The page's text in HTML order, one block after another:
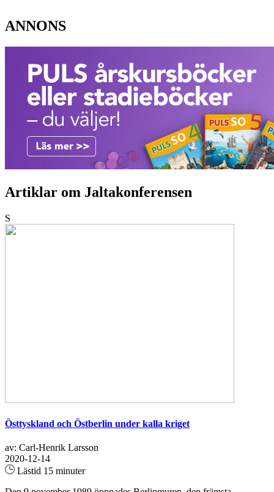
ANNONS
Artiklar om Jaltakonferensen
S
Östtyskland och Östberlin under kalla kriget
av: Carl-Henrik Larsson
2020-12-14
Lästid 15 minuter